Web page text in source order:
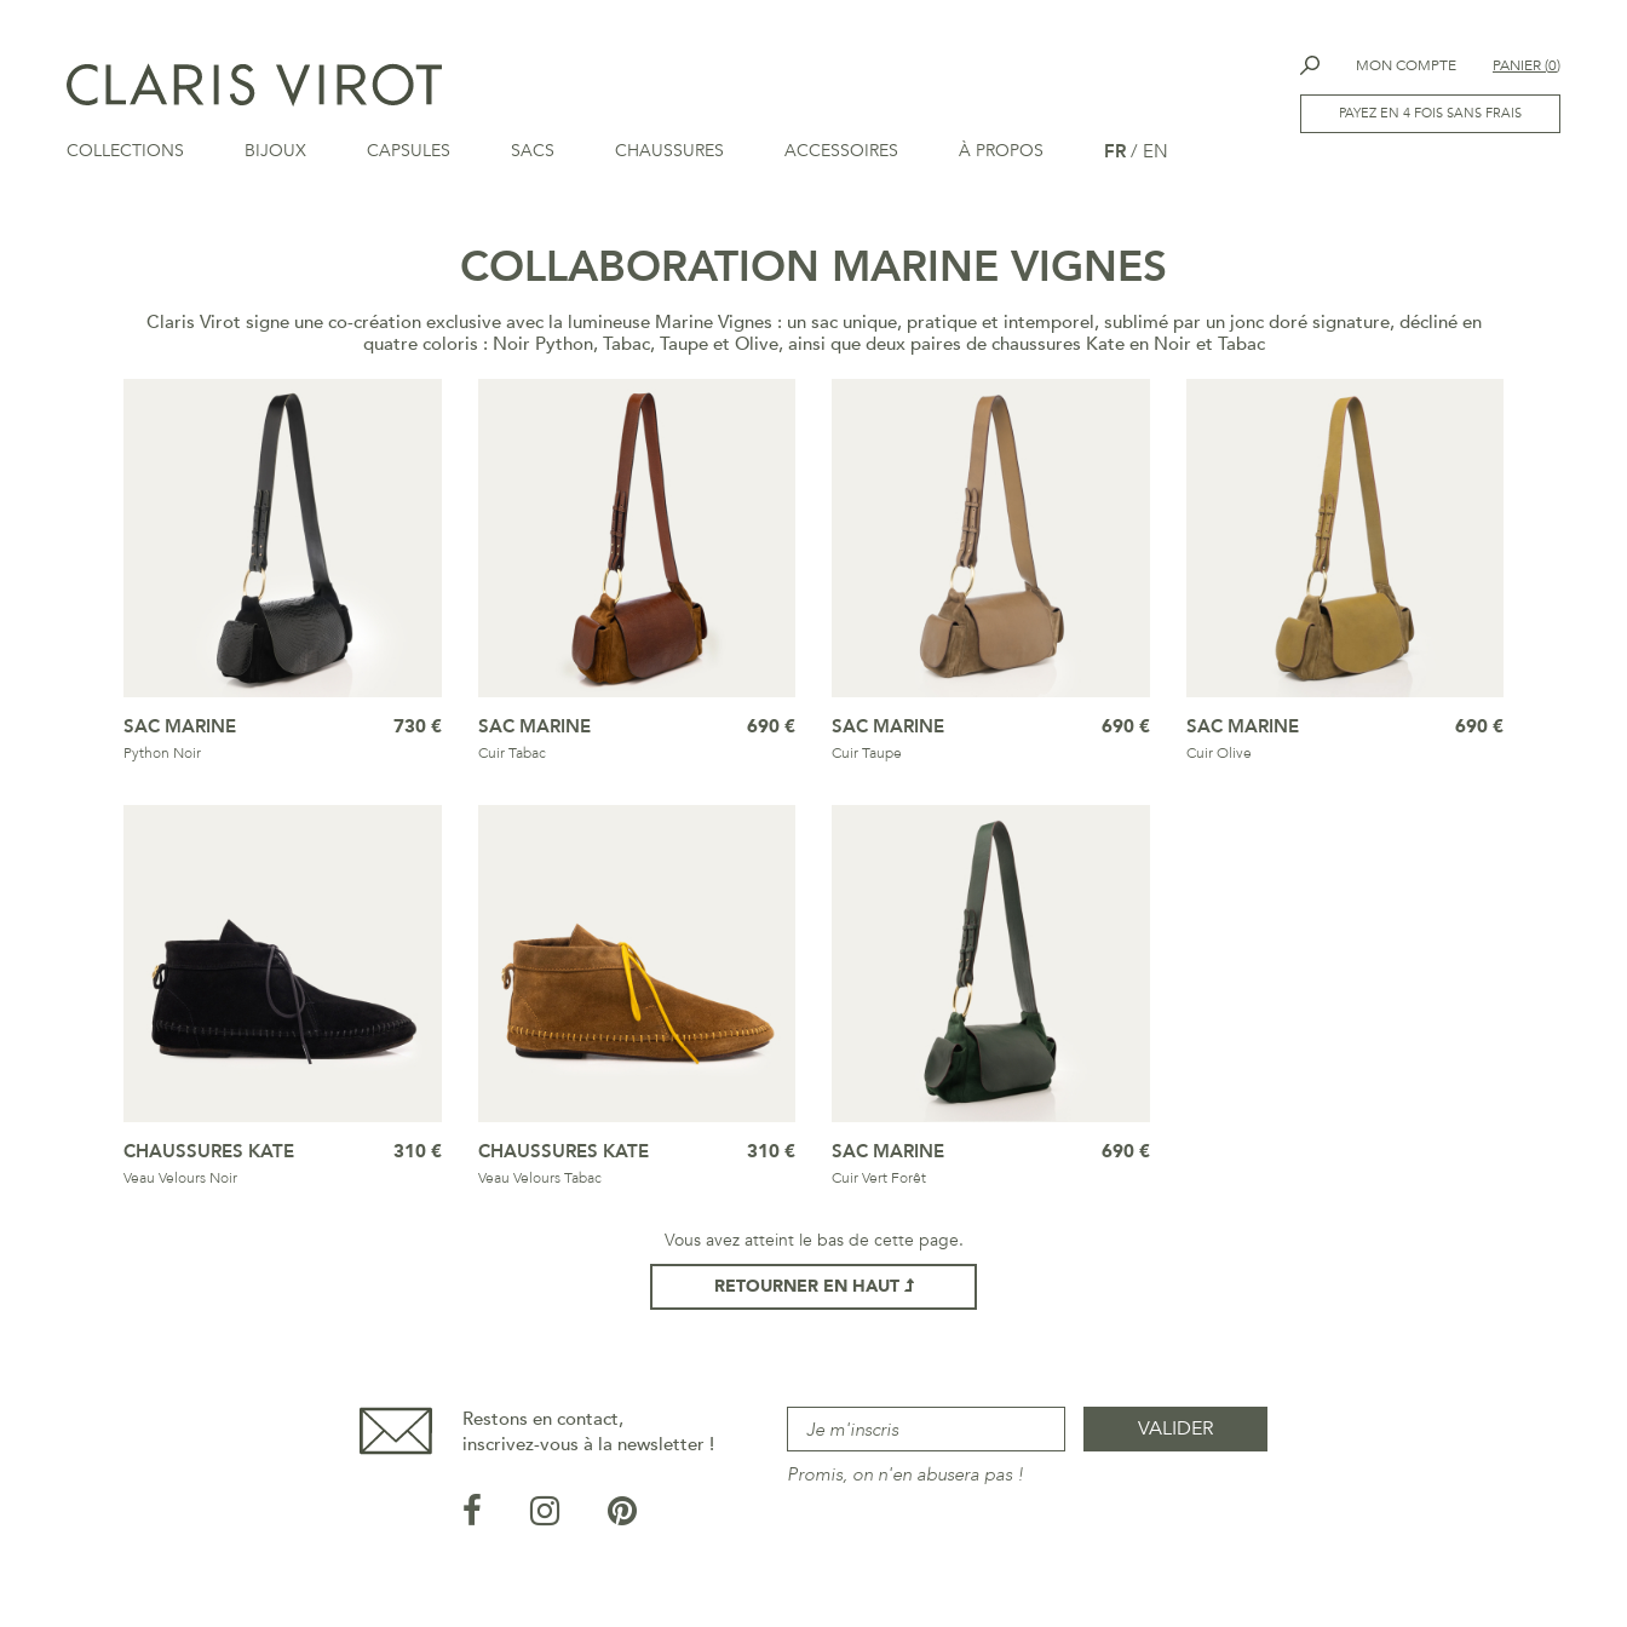
MON COMPTE PANIER(0)
PAYEZ EN 4 FOIS SANS FRAIS
COLLECTIONS BIJOUX CAPSULES SACS CHAUSSURES ACCESSOIRES À PROPOS FR / EN
COLLABORATION MARINE VIGNES
Claris Virot signe une co-création exclusive avec la lumineuse Marine Vignes : un sac unique, pratique et intemporel, sublimé par un jonc doré signature, décliné en
quatre coloris : Noir Python, Tabac, Taupe et Olive, ainsi que deux paires de chaussures Kate en Noir et Tabac
SAC MARINE
Python Noir
730 € SAC MARINE
Cuir Tabac
690 € SAC MARINE
Cuir Taupe
690 € SAC MARINE
Cuir Olive
690 €
CHAUSSURES KATE
Veau Velours Noir
310 € CHAUSSURES KATE
Veau Velours Tabac
310 € SAC MARINE
Cuir Vert Forêt
690 €
Vous avez atteint le bas de cette page.
RETOURNER EN HAUT
Restons en contact,
inscrivez-vous à la newsletter !
Promis, on n'en abusera pas !